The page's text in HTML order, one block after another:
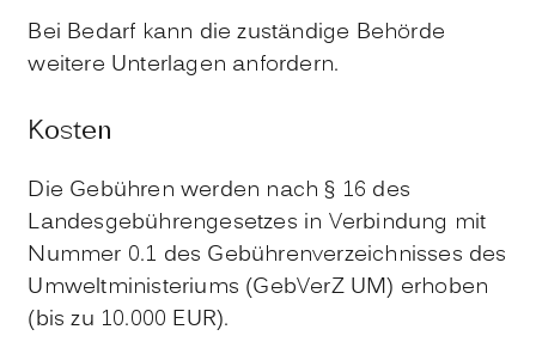
Bei Bedarf kann die zuständige Behörde
weitere Unterlagen anfordern.
Kosten
Die Gebühren werden nach § 16 des
Landesgebührengesetzes in Verbindung mit
Nummer 0.1 des Gebührenverzeichnisses des
Umweltministeriums (GebVerZ UM) erhoben
(bis zu 10.000 EUR).